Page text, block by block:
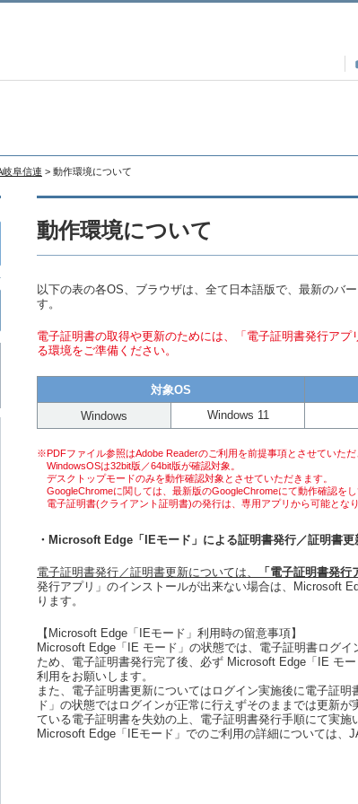
岐阜信連 > 動作環境について
動作環境について
以下の表の各OS、ブラウザは、全て日本語版で、最新のバ
す。
電子証明書の取得や更新のためには、「電子証明書発行ア
る環境をご準備ください。
対象OS
Windows
Windows 11
※PDFファイル参照はAdobe Readerのご利用を前提事項とさせていただ
WindowsOSは32bit版／64bit版が確認対象。
デスクトップモードのみを動作確認対象とさせていただきます。
GoogleChromeに関しては、最新版のGoogleChromeにて動作確認をし
電子証明書(クライアント証明書)の発行は、専用アプリから可能となり
・Microsoft Edge「IEモード」による証明書発行／証明書更
電子証明書発行／証明書更新については、 「電子証明書発行
発行アプリ」のインストールが出来ない場合は、Microsoft
ります。
【Microsoft Edge「IEモード」利用時の留意事項】
Microsoft Edge「IE モード」の状態では、電子証明書ログ
ため、電子証明書発行完了後、必ず Microsoft Edge「IE モ
利用をお願いします。
また、電子証明書更新についてはログイン実施後に電子証
ド」の状態ではログインが正常に行えずそのままでは更新
ている電子証明書を失効の上、電子証明書発行手順にて実施
Microsoft Edge「IEモード」でのご利用の詳細については、